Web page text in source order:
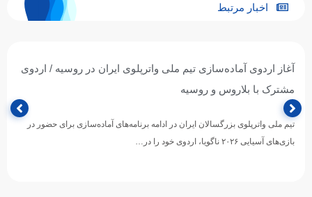
اخبار مرتبط
آغاز اردوی آماده‌سازی تیم ملی واترپلوی ایران در روسیه / اردوی
مشترک با بلاروس و روسیه
تیم ملی واترپلوی بزرگسالان ایران در ادامه برنامه‌های آماده‌سازی برای حضور در
بازی‌های آسیایی ۲۰۲۶ ناگویا، اردوی خود را در…